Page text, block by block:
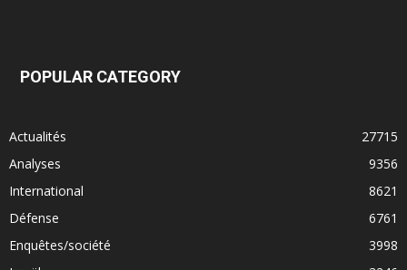
POPULAR CATEGORY
Actualités
27715
Analyses
9356
International
8621
Défense
6761
Enquêtes/société
3998